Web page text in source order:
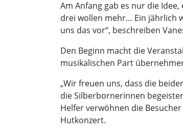
Am Anfang gab es nur die
drei wollen mehr… Ein jährlich
uns das vor“, beschreiben
Den Beginn macht die
musikalischen Part
„Wir freuen uns, dass die
die Silberbornerinnen
Helfer verwöhnen die
Hutkonzert.